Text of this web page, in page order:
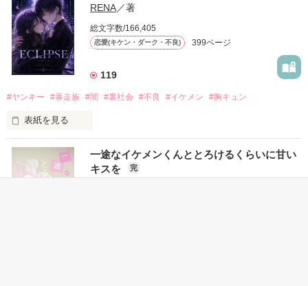
モテる人を好きになるのが怖かった。
だから私は、中学時代に大好きだった彼を自分から振った。
もう会うことはないと思っていたのに、
高校生になって再会した彼は、隣の学校で”王子様”と呼ばれる
他の女の子には冷たいのに
私にだけ昔と変わらない笑顔を向けてくる。
「澪ちゃん。」
RENA／著
総文字数/166,405
恋愛(キケン・ダーク・不良) 399ページ
119
#ヤンキー #暴走族 #闇 #裏社会 #不良 #イケメン #胸キュン
表紙を見る
表紙画像はAIです
一途なイケメンくんととろけるくらいに甘い
キスを
完